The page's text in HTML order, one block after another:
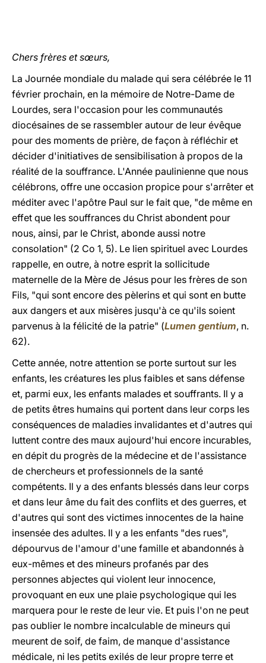
Chers frères et sœurs,
La Journée mondiale du malade qui sera célébrée le 11
février prochain, en la mémoire de Notre-Dame de
Lourdes, sera l'occasion pour les communautés
diocésaines de se rassembler autour de leur évêque
pour des moments de prière, de façon à réfléchir et
décider d'initiatives de sensibilisation à propos de la
réalité de la souffrance. L'Année paulinienne que nous
célébrons, offre une occasion propice pour s'arrêter et
méditer avec l'apôtre Paul sur le fait que, "de même en
effet que les souffrances du Christ abondent pour
nous, ainsi, par le Christ, abonde aussi notre
consolation" (2 Co 1, 5). Le lien spirituel avec Lourdes
rappelle, en outre, à notre esprit la sollicitude
maternelle de la Mère de Jésus pour les frères de son
Fils, "qui sont encore des pèlerins et qui sont en butte
aux dangers et aux misères jusqu'à ce qu'ils soient
parvenus à la félicité de la patrie" (Lumen gentium, n.
62).
Cette année, notre attention se porte surtout sur les
enfants, les créatures les plus faibles et sans défense
et, parmi eux, les enfants malades et souffrants. Il y a
de petits êtres humains qui portent dans leur corps les
conséquences de maladies invalidantes et d'autres qui
luttent contre des maux aujourd'hui encore incurables,
en dépit du progrès de la médecine et de l'assistance
de chercheurs et professionnels de la santé
compétents. Il y a des enfants blessés dans leur corps
et dans leur âme du fait des conflits et des guerres, et
d'autres qui sont des victimes innocentes de la haine
insensée des adultes. Il y a les enfants "des rues",
dépourvus de l'amour d'une famille et abandonnés à
eux-mêmes et des mineurs profanés par des
personnes abjectes qui violent leur innocence,
provoquant en eux une plaie psychologique qui les
marquera pour le reste de leur vie. Et puis l'on ne peut
pas oublier le nombre incalculable de mineurs qui
meurent de soif, de faim, de manque d'assistance
médicale, ni les petits exilés de leur propre terre et